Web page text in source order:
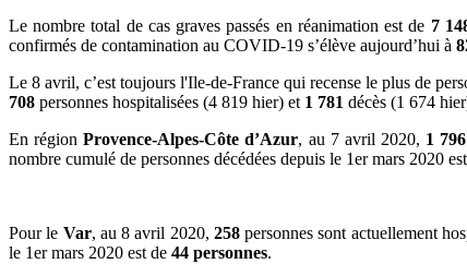
Le nombre total de cas graves passés en réanimation est de 7
confirmés de contamination au COVID-19 s’élève aujourd’hui à
Le 8 avril, c’est toujours l'Ile-de-France qui recense le plus de
708 personnes hospitalisées (4 819 hier) et 1 781 décès (1 674
En régionProvence-Alpes-Côte d’Azur, au 7 avril 2020, 1
nombre cumulé de personnes décédées depuis le 1er mars 2020
Pour le Var, au 8 avril 2020, 258personnes sont actuellement
le 1er mars 2020 est de 44 personnes.